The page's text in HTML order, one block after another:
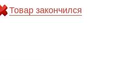
Товар закончился